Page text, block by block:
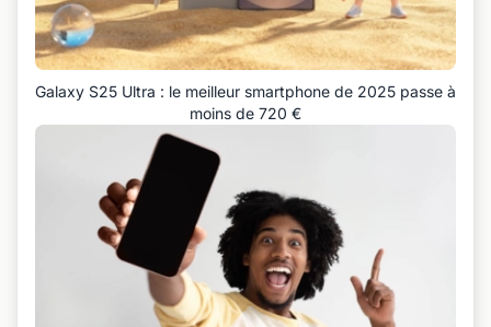
Galaxy S25 Ultra : le meilleur smartphone de 2025 passe à
moins de 720 €